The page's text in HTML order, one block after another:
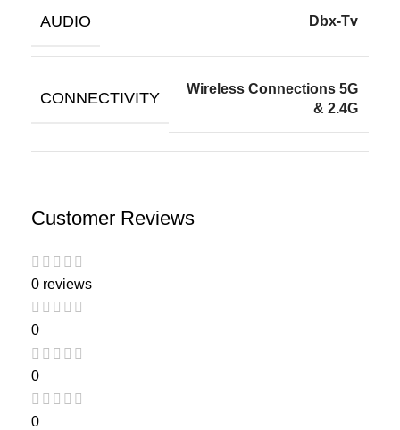
AUDIO Dbx-Tv
CONNECTIVITY
Wireless Connections 5G
& 2.4G
Customer Reviews
0 reviews
0
0
0